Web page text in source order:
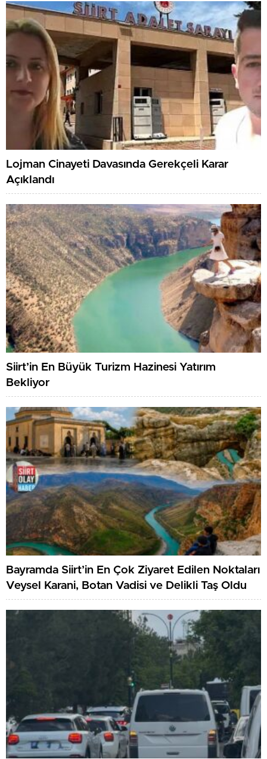
Lojman Cinayeti Davasında Gerekçeli Karar
Açıklandı
Siirt’in En Büyük Turizm Hazinesi Yatırım
Bekliyor
Bayramda Siirt’in En Çok Ziyaret Edilen Noktaları
Veysel Karani, Botan Vadisi ve Delikli Taş Oldu